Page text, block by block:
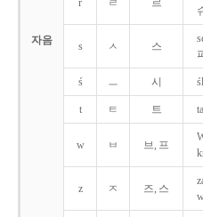
자음
r ㄹ 르
s ㅅ 스
ś ㅡ 시
t ㅌ 트
w ㅂ 브, 프
z ㅈ 즈, 스